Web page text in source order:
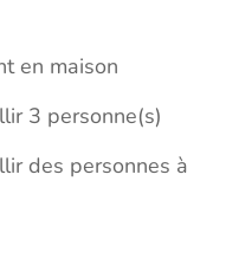
en maison
3 personne(s)
des personnes à